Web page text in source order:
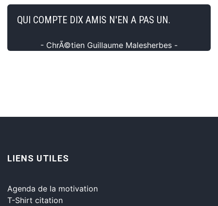
QUI COMPTE DIX AMIS N'EN A PAS UN.
- ChrÃ©tien Guillaume Malesherbes -
LIENS UTILES
Agenda de la motivation
T-Shirt citation